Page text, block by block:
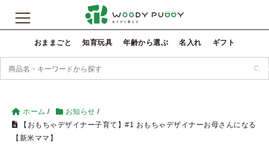
おままごと 知育玩具 年齢から選ぶ 名入れ ギフト
検
ホーム / お知らせ /
【おもちゃデザイナー子育て】#1 おもちゃデザイナーお母さんになる
【新米ママ】